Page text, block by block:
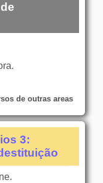
de outras areas
3: